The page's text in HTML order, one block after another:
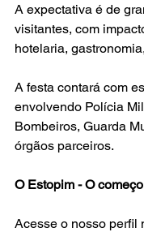
A expectativa é de
visitantes, com
hotelaria,
A festa contará com
envolvendo Polícia
Bombeiros, Guarda
órgãos parceiros.
O Estopim - O
Acesse o nosso perfil